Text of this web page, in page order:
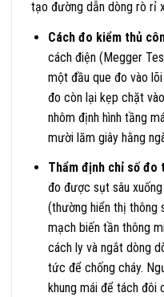
tạo đường dẫn dòng rò rỉ
Cách đo kiểm thủ
cách điện (Megger
một đầu que đo vào
đo còn lại kẹp chặt
nhôm định hình tầng
mười lăm giây hằng
Thẩm định chỉ số đo
đo được sụt sâu
(thường hiển thị thông
mạch biến tần thông
cách ly và ngắt dòng
tức để chống cháy.
khung mái để tách